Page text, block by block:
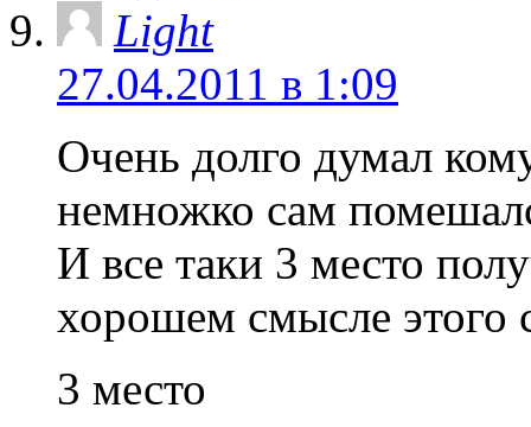
Light
27.04.2011 в 1:09
Очень долго думал
немножко сам
И все таки 3 место
хорошем смысле этого
3 место